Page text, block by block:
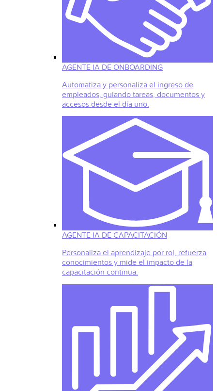
AGENTE IA DE ONBOARDING
Automatiza y personaliza el ingreso de
empleados, guiando tareas, documentos y
accesos desde el día uno.
AGENTE IA DE CAPACITACIÓN
Personaliza el aprendizaje por rol, refuerza
conocimientos y mide el impacto de la
capacitación continua.